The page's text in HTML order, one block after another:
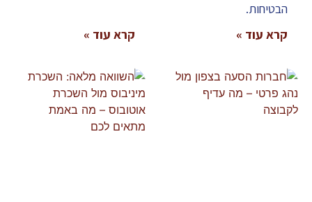
הבטיחות.
קרא עוד »
קרא עוד »